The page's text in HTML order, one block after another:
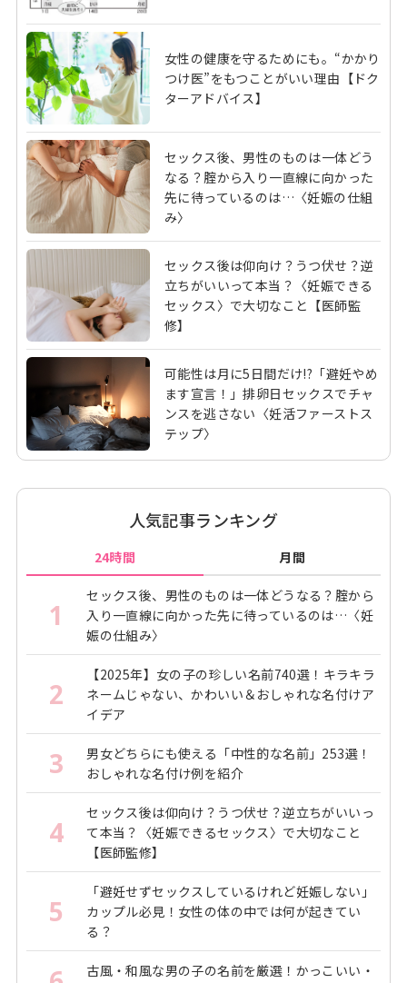
女性の健康を守るためにも。“かかり
つけ医”をもつことがいい理由【ドク
ターアドバイス】
セックス後、男性のものは一体どう
なる？腟から入り一直線に向かった
先に待っているのは…〈妊娠の仕組
み〉
セックス後は仰向け？うつ伏せ？逆
立ちがいいって本当？〈妊娠できる
セックス〉で大切なこと【医師監
修】
可能性は月に5日間だけ!?「避妊やめ
ます宣言！」排卵日セックスでチャ
ンスを逃さない〈妊活ファーストス
テップ〉
人気記事ランキング
24時間 月間
1
セックス後、男性のものは一体どうなる？腟から
入り一直線に向かった先に待っているのは…〈妊
娠の仕組み〉
2
【2025年】女の子の珍しい名前740選！キラキラ
ネームじゃない、かわいい＆おしゃれな名付けア
イデア
3
男女どちらにも使える「中性的な名前」253選！
おしゃれな名付け例を紹介
4
セックス後は仰向け？うつ伏せ？逆立ちがいいっ
て本当？〈妊娠できるセックス〉で大切なこと
【医師監修】
5
「避妊せずセックスしているけれど妊娠しない」
カップル必見！女性の体の中では何が起きてい
る？
古風・和風な男の子の名前を厳選！かっこいい・